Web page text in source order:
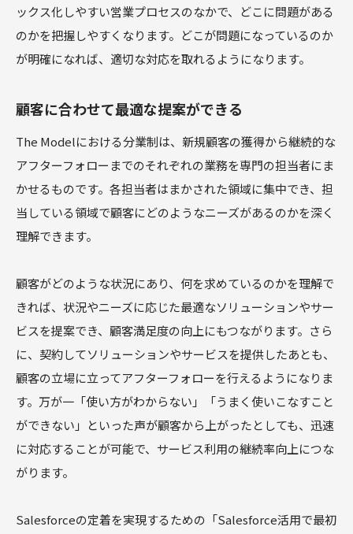
ックス化しやすい営業プロセスのなかで、どこに問題がある
のかを把握しやすくなります。どこが問題になっているのか
が明確になれば、適切な対応を取れるようになります。
顧客に合わせて最適な提案ができる
The Modelにおける分業制は、新規顧客の獲得から継続的な
アフターフォローまでのそれぞれの業務を専門の担当者にま
かせるものです。各担当者はまかされた領域に集中でき、担
当している領域で顧客にどのようなニーズがあるのかを深く
理解できます。
顧客がどのような状況にあり、何を求めているのかを理解で
きれば、状況やニーズに応じた最適なソリューションやサー
ビスを提案でき、顧客満足度の向上にもつながります。さら
に、契約してソリューションやサービスを提供したあとも、
顧客の立場に立ってアフターフォローを行えるようになりま
す。万が一「使い方がわからない」「うまく使いこなすこと
ができない」といった声が顧客から上がったとしても、迅速
に対応することが可能で、サービス利用の継続率向上につな
がります。
Salesforceの定着を実現するための「Salesforce活用で最初